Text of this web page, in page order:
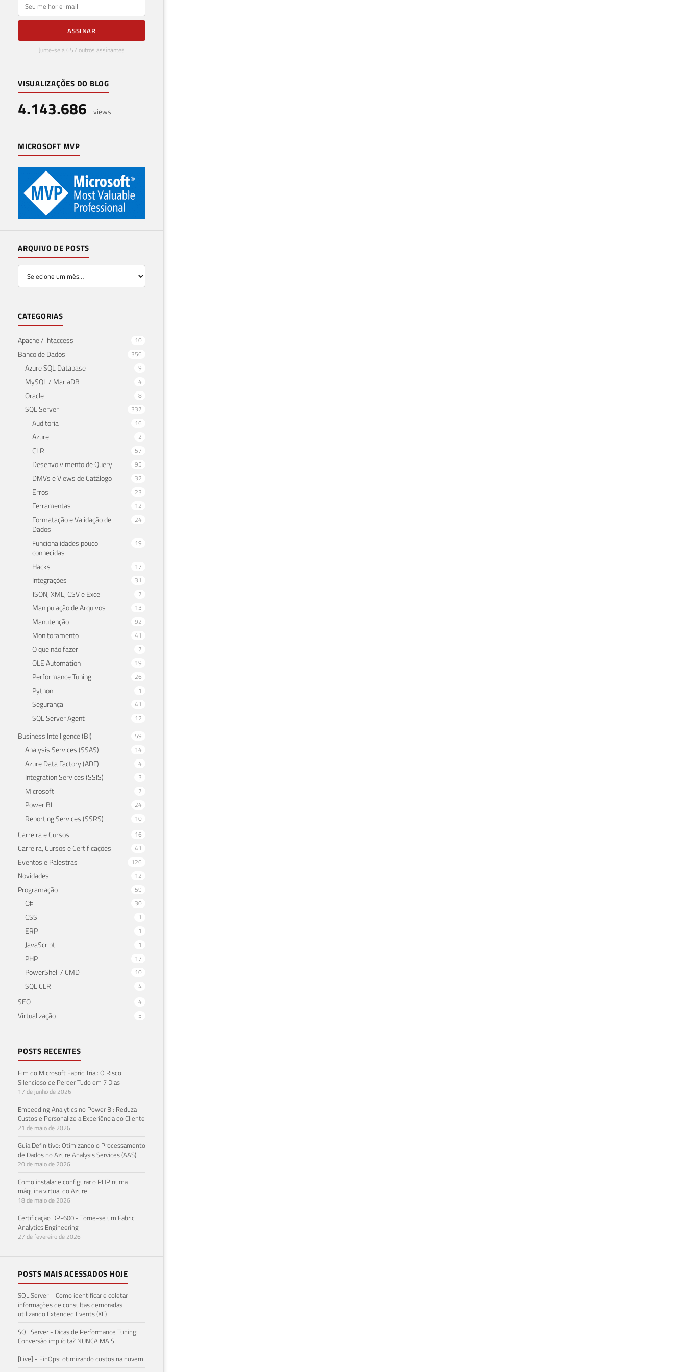
ASSINAR
Junte-se a 657 outros assinantes
VISUALIZAÇÕES DO BLOG
4.143.686 views
MICROSOFT MVP
ARQUIVO DE POSTS
CATEGORIAS
Apache / .htaccess 10
Banco de Dados 356
Azure SQL Database 9
MySQL / MariaDB 4
Oracle 8
SQL Server 337
Auditoria 16
Azure 2
CLR 57
Desenvolvimento de Query 95
DMVs e Views de Catálogo 32
Erros 23
Ferramentas 12
Formatação e Validação de
Dados
24
Funcionalidades pouco
conhecidas
19
Hacks 17
Integrações 31
JSON, XML, CSV e Excel 7
Manipulação de Arquivos 13
Manutenção 92
Monitoramento 41
O que não fazer 7
OLE Automation 19
Performance Tuning 26
Python 1
Segurança 41
SQL Server Agent 12
Business Intelligence (BI) 59
Analysis Services (SSAS) 14
Azure Data Factory (ADF) 4
Integration Services (SSIS) 3
Microsoft 7
Power BI 24
Reporting Services (SSRS) 10
Carreira e Cursos 16
Carreira, Cursos e Certificações 41
Eventos e Palestras 126
Novidades 12
Programação 59
C# 30
CSS 1
ERP 1
JavaScript 1
PHP 17
PowerShell / CMD 10
SQL CLR 4
SEO 4
Virtualização 5
POSTS RECENTES
Fim do Microsoft Fabric Trial: O Risco
Silencioso de Perder Tudo em 7 Dias
17 de junho de 2026
Embedding Analytics no Power BI: Reduza
Custos e Personalize a Experiência do Cliente
21 de maio de 2026
Guia Definitivo: Otimizando o Processamento
de Dados no Azure Analysis Services (AAS)
20 de maio de 2026
Como instalar e configurar o PHP numa
máquina virtual do Azure
18 de maio de 2026
Certificação DP-600 - Torne-se um Fabric
Analytics Engineering
27 de fevereiro de 2026
POSTS MAIS ACESSADOS HOJE
SQL Server – Como identificar e coletar
informações de consultas demoradas
utilizando Extended Events (XE)
SQL Server - Dicas de Performance Tuning:
Conversão implícita? NUNCA MAIS!
[Live] - FinOps: otimizando custos na nuvem